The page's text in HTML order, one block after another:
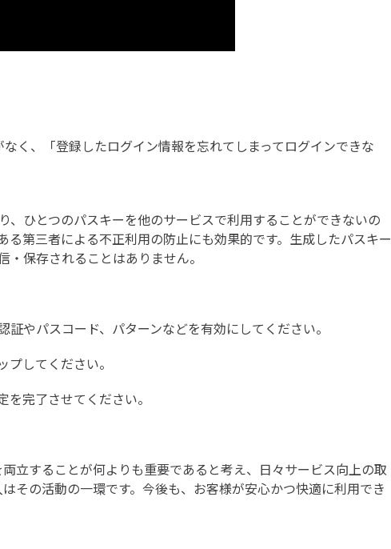
く、「登録したログイン情報を忘れてしまってログインできな
、ひとつのパスキーを他のサービスで利用することができないの
第三者による不正利用の防止にも効果的です。生成したパスキー
保存されることはありません。
やパスコード、パターンなどを有効にしてください。
してください。
を完了させてください。
立することが何よりも重要であると考え、日々サービス向上の取
その活動の一環です。今後も、お客様が安心かつ快適に利用でき